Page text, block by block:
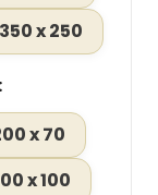
350 x 250
x 70
x 100